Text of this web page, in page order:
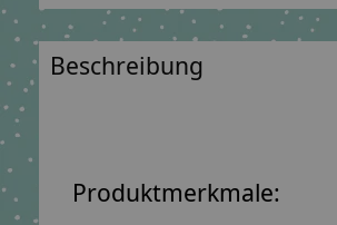
Beschreibung
Produktmerkmale: